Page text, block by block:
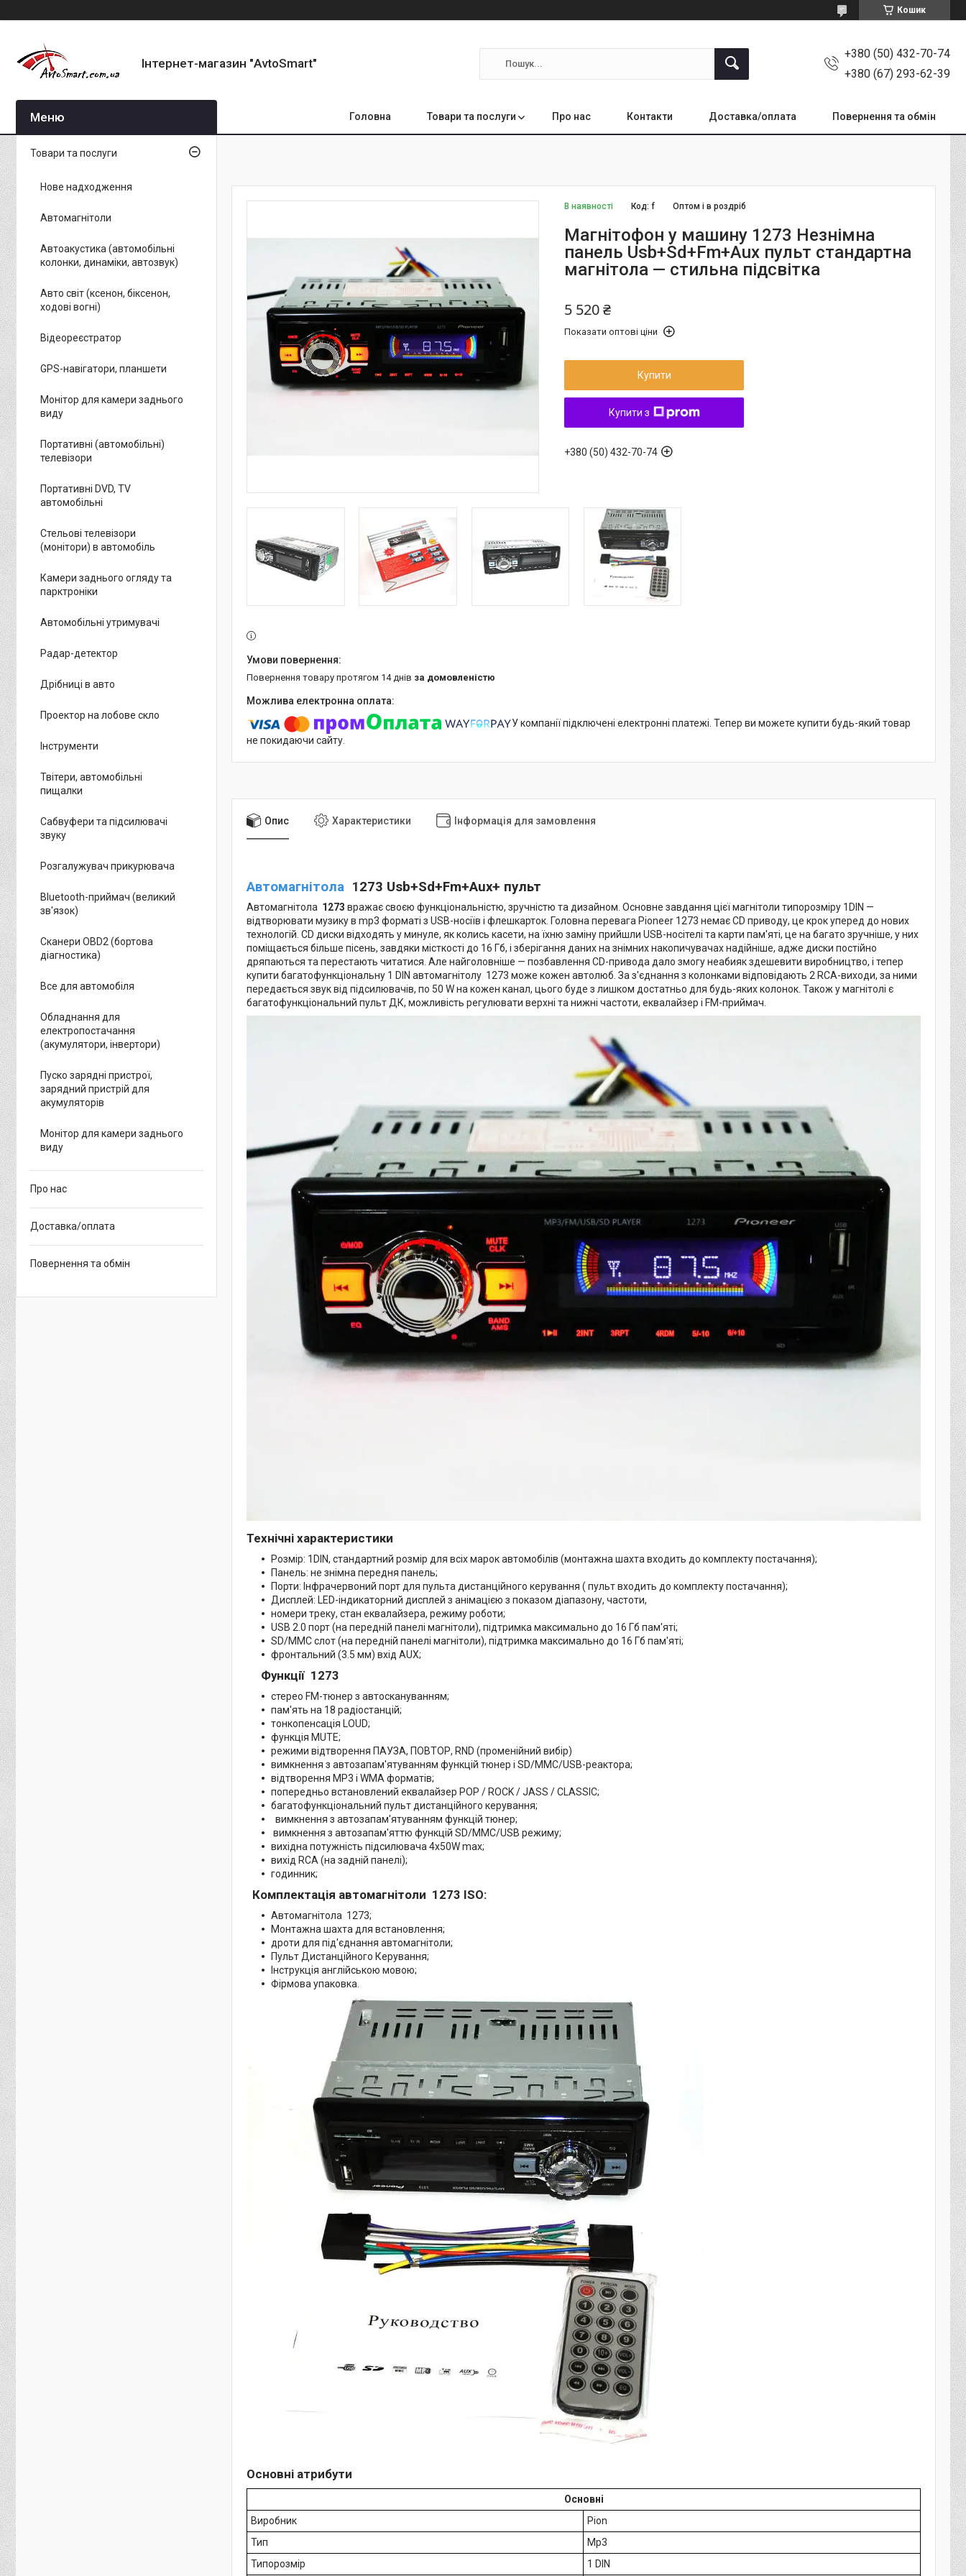
Кошик
Інтернет-магазин "AvtoSmart"
+380 (50) 432-70-74
+380 (67) 293-62-39
Головна Товари та послуги Про нас Контакти Доставка/оплата Повернення та обмін
В наявності Оптом і в роздріб
Код:f
Магнітофон у машину 1273 Незнімна
панель Usb+Sd+Fm+Aux пульт стандартна
магнітола — стильна підсвітка
5 520 ₴
Показати оптові ціни
Купити
Купити з
+380 (50) 432-70-74
повернення товару протягом 14 днів за домовленістю
У компанії підключені електронні платежі. Тепер ви можете купити будь-який товар
не покидаючи сайту.
Опис Характеристики Інформація для замовлення
Автомагнітола 1273 Usb+Sd+Fm+Aux+ пульт
Автомагнітола 1273 вражає своєю функціональністю, зручністю та дизайном. Основне завдання цієї магнітоли типорозміру 1DIN —
відтворювати музику в mp3 форматі з USB-носіїв і флешкарток. Головна перевага Pioneer 1273 немає CD приводу, це крок уперед до нових
технологій. CD диски відходять у минуле, як колись касети, на їхню заміну прийшли USB-носітелі та карти пам'яті, це на багато зручніше, у них
поміщається більше пісень, завдяки місткості до 16 Гб, і зберігання даних на знімних накопичувачах надійніше, адже диски постійно
дряпаються та перестають читатися. Але найголовніше — позбавлення CD-привода дало змогу неабияк здешевити виробництво, і тепер
купити багатофункціональну 1 DIN автомагнітолу 1273 може кожен автолюб. За з'єднання з колонками відповідають 2 RCA-виходи, за ними
передається звук від підсилювачів, по 50 W на кожен канал, цього буде з лишком достатньо для будь-яких колонок. Також у магнітолі є
багатофункціональний пульт ДК, можливість регулювати верхні та нижні частоти, еквалайзер і FM-приймач.
Технічні характеристики
Розмір: 1DIN, стандартний розмір для всіх марок автомобілів (монтажна шахта входить до комплекту постачання);
Панель: не знімна передня панель;
Порти: Інфрачервоний порт для пульта дистанційного керування ( пульт входить до комплекту постачання);
Дисплей: LED-індикаторний дисплей з анімацією з показом діапазону, частоти,
номери треку, стан еквалайзера, режиму роботи;
USB 2.0 порт (на передній панелі магнітоли), підтримка максимально до 16 Гб пам'яті;
SD/MMC слот (на передній панелі магнітоли), підтримка максимально до 16 Гб пам'яті;
фронтальний (3.5 мм) вхід AUX;
Функції 1273
стерео FM-тюнер з автоскануванням;
пам'ять на 18 радіостанцій;
тонкопенсація LOUD;
функція MUTE;
режими відтворення ПАУЗА, ПОВТОР, RND (променійний вибір)
вимкнення з автозапам'ятуванням функцій тюнер і SD/MMC/USB-реактора;
відтворення МР3 і WMA форматів;
попередньо встановлений еквалайзер POP / ROCK / JASS / CLASSIC;
багатофункціональний пульт дистанційного керування;
вимкнення з автозапам'ятуванням функцій тюнер;
вимкнення з автозапам'яттю функцій SD/MMC/USB режиму;
вихідна потужність підсилювача 4х50W max;
вихід RCA (на задній панелі);
годинник;
Комплектація автомагнітоли 1273 ISO:
Автомагнітола 1273;
Монтажна шахта для встановлення;
дроти для під'єднання автомагнітоли;
Пульт Дистанційного Керування;
Інструкція англійською мовою;
Фірмова упаковка.
Основні атрибути
Основні
Виробник
Pion
Тип
Mp3
Типорозмір
1 DIN
Товари та послуги
Нове надходження
Автомагнітоли
Автоакустика (автомобільні
колонки, динаміки, автозвук)
Авто світ (ксенон, біксенон,
ходові вогні)
Відеореєстратор
GPS-навігатори, планшети
Монітор для камери заднього
виду
Портативні (автомобільні)
телевізори
Портативні DVD, TV
автомобільні
Стельові телевізори
(монітори) в автомобіль
Камери заднього огляду та
парктроніки
Автомобільні утримувачі
Радар-детектор
Дрібниці в авто
Проектор на лобове скло
Інструменти
Твітери, автомобільні
пищалки
Сабвуфери та підсилювачі
звуку
Розгалужувач прикурювача
Bluetooth-приймач (великий
зв'язок)
Сканери OBD2 (бортова
діагностика)
Все для автомобіля
Обладнання для
електропостачання
(акумулятори, інвертори)
Пуско зарядні пристрої,
зарядний пристрій для
акумуляторів
Монітор для камери заднього
виду
Про нас
Доставка/оплата
Повернення та обмін